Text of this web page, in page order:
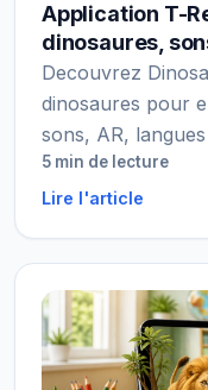
Application T-
dinosaures,
Decouvrez
dinosaures pour
sons, AR,
5 min de lecture
Lire l'article